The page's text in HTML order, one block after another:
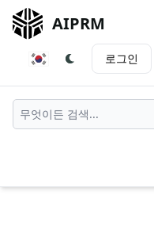
AIPRM
로그인